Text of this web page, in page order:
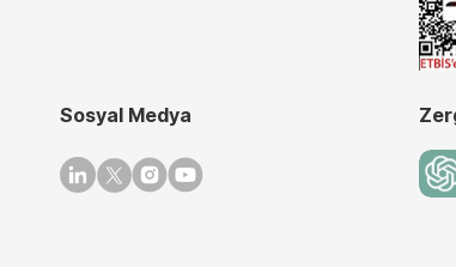
Sosyal Medya
Linkedin
TwitterInstagram
Youtube